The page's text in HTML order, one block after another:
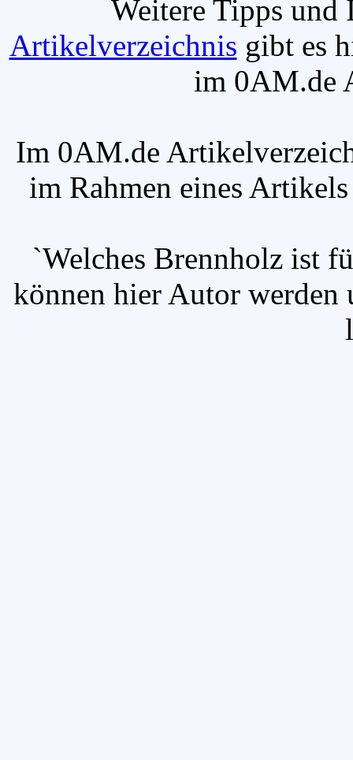
Weitere Tipps und
Artikelverzeichnis gibt es
im 0AM.de
Im 0AM.de
im Rahmen eines
`Welches Brennholz ist
können hier Autor